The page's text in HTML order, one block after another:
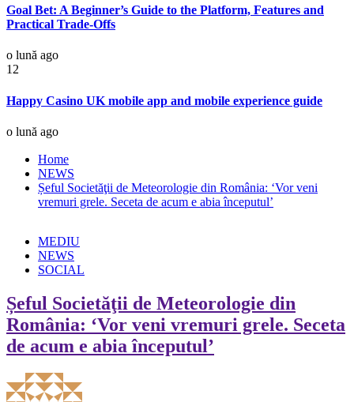
Goal Bet: A Beginner’s Guide to the Platform, Features and
Practical Trade-Offs
o lună ago
12
Happy Casino UK mobile app and mobile experience guide
o lună ago
Home
NEWS
Șeful Societăţii de Meteorologie din România: ‘Vor veni
vremuri grele. Seceta de acum e abia începutul’
MEDIU
NEWS
SOCIAL
Șeful Societăţii de Meteorologie din
România: ‘Vor veni vremuri grele. Seceta
de acum e abia începutul’